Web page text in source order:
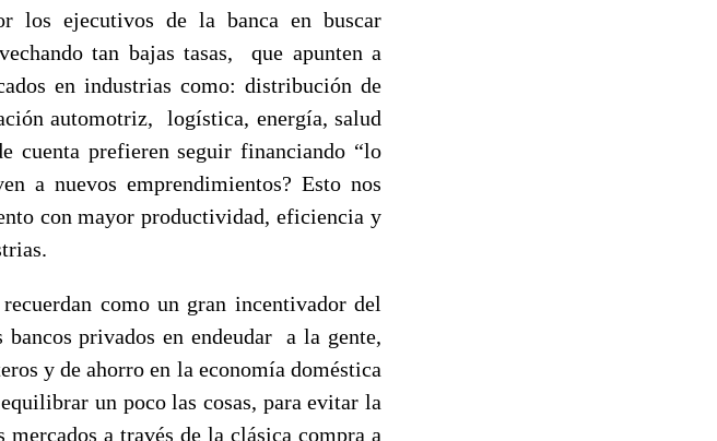
los ejecutivos de la banca en buscar
tan bajas tasas, que apunten a
en industrias como: distribución de
automotriz, logística, energía, salud
cuenta prefieren seguir financiando “lo
a nuevos emprendimientos? Esto nos
con mayor productividad, eficiencia y
como un gran incentivador del
privados en endeudar a la gente,
y de ahorro en la economía doméstica
un poco las cosas, para evitar la
a través de la clásica compra a